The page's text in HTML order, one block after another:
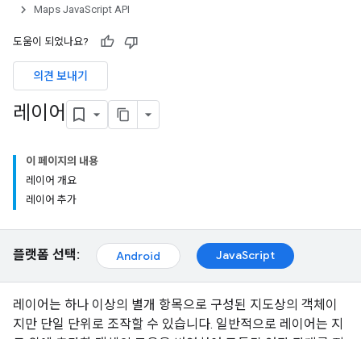
Maps JavaScript API
도움이 되었나요?
의견 보내기
레이어
이 페이지의 내용
레이어 개요
레이어 추가
플랫폼 선택: Android JavaScript
레이어는 하나 이상의 별개 항목으로 구성된 지도상의 객체이
지만 단일 단위로 조작할 수 있습니다. 일반적으로 레이어는 지